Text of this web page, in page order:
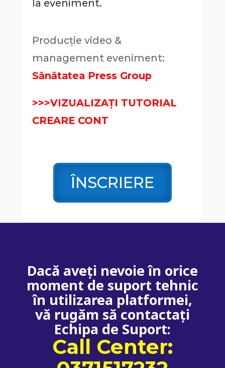
la eveniment.
Producție video &
management eveniment:
Sănătatea Press Group
>>>VIZUALIZAȚI TUTORIAL
CREARE CONT
ÎNSCRIERE
Dacă aveți nevoie în orice
moment de suport tehnic
în utilizarea platformei,
vă rugăm să contactați
Echipa de Suport:
Call Center: